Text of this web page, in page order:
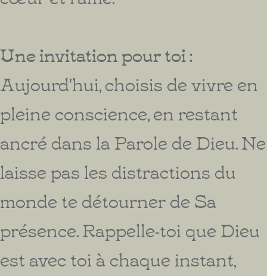
Une invitation pour toi :
Aujourd'hui, choisis de vivre en
pleine conscience, en restant
ancré dans la Parole de Dieu. Ne
laisse pas les distractions du
monde te détourner de Sa
présence. Rappelle-toi que Dieu
est avec toi à chaque instant,